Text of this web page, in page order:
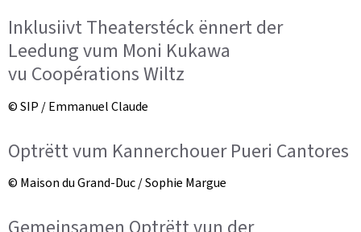
Inklusiivt Theaterstéck ënnert der
Leedung vum Moni Kukawa
vu Coopérations Wiltz
© SIP / Emmanuel Claude
Optrëtt vum Kannerchouer Pueri Cantores
© Maison du Grand-Duc / Sophie Margue